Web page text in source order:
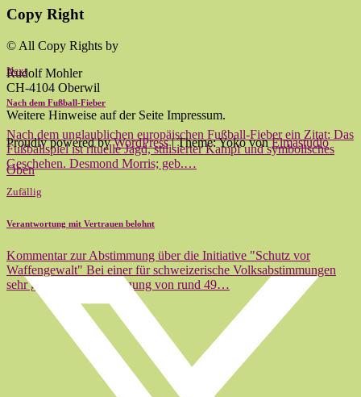
Copy Right
© All Copy Rights by
Rudolf Mohler
CH-4104 Oberwil
Weitere Hinweise auf der Seite Impressum.
Proudly powered byWordPress|Theme: Yoko vonElmastudio
Oben
Next
Nach dem Fußball-Fieber
Nach dem unglaublichen europäischen Fußball-Fieber ein Zitat: Das
Fußballspiel ist rituelle Jagd, stilisierter Kampf und symbolisches
Geschehen. Desmond Morris; geb.…
Zufällig
Verantwortung mit Vertrauen belohnt
Kommentar zur Abstimmung über die Initiative "Schutz vor
Waffengewalt" Bei einer für schweizerische Volksabstimmungen
sehr guten Stimmbeteiligung von rund 49…